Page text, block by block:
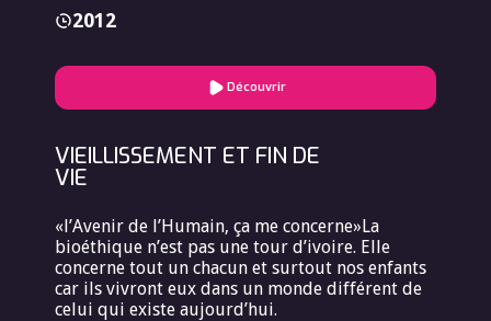
2012
Découvrir
VIEILLISSEMENT ET FIN DE
VIE
«l’Avenir de l’Humain, ça me concerne»La
bioéthique n’est pas une tour d’ivoire. Elle
concerne tout un chacun et surtout nos enfants
car ils vivront eux dans un monde différent de
celui qui existe aujourd’hui.